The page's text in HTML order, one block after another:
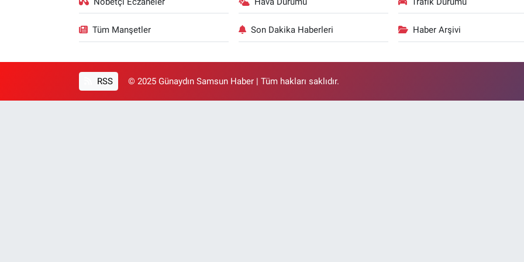
Tüm Manşetler Son Dakika Haberleri Haber Arşivi
RSS © 2025 Günaydın Samsun Haber | Tüm hakları saklıdır.